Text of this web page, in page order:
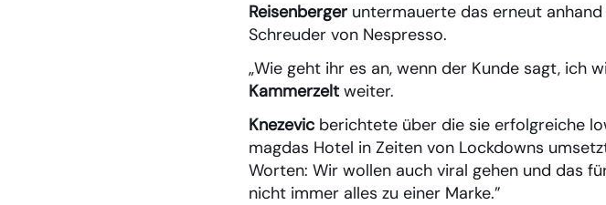
Reisenberger untermauerte das erneut
Schreuder von Nespresso.
„Wie geht ihr es an, wenn der Kunde sagt, ich
Kammerzelt weiter.
Knezevic berichtete über die sie erfolgreiche
magdas Hotel in Zeiten von Lockdowns
Worten: Wir wollen auch viral gehen und das
nicht immer alles zu einer Marke.”